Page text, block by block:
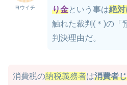
ヨウイチ
り金という事は絶
触れた裁判(＊)の「
判決理由だ。
消費税の納税義務者は消費者